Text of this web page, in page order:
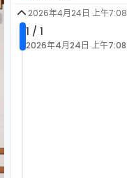
2026年4月24日 上午7:08
1 / 1
2026年4月24日 上午7:08